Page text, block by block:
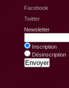
Facebook
Twitter
Newsletter
Inscription
Désinscription